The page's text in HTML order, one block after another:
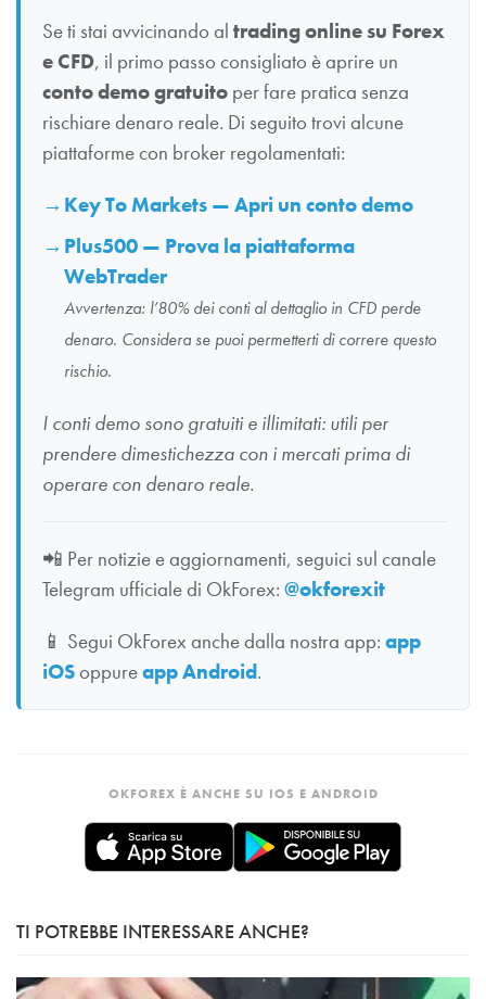
Se ti stai avvicinando al trading online su Forex
e CFD, il primo passo consigliato è aprire un
conto demo gratuito per fare pratica senza
rischiare denaro reale. Di seguito trovi alcune
piattaforme con broker regolamentati:
Key To Markets — Apri un conto demo
Plus500 — Prova la piattaforma
WebTrader
Avvertenza: l’80% dei conti al dettaglio in CFD perde
denaro. Considera se puoi permetterti di correre questo
rischio.
I conti demo sono gratuiti e illimitati: utili per
prendere dimestichezza con i mercati prima di
operare con denaro reale.
📲 Per notizie e aggiornamenti, seguici sul canale
Telegram ufficiale di OkForex: @okforexit
📱 Segui OkForex anche dalla nostra app: app
iOSoppureapp Android.
OKFOREX È ANCHE SU IOS E ANDROID
TI POTREBBE INTERESSARE ANCHE?